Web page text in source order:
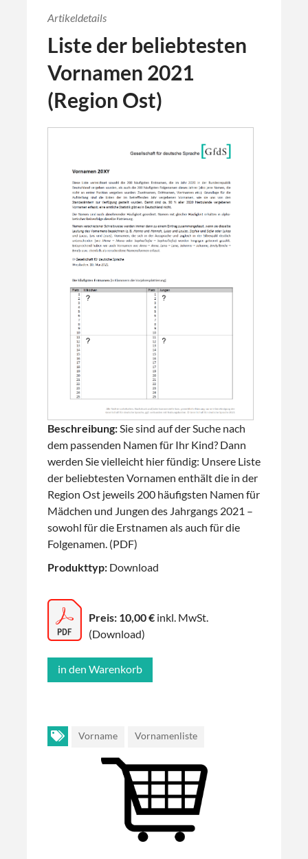
Artikeldetails
Liste der beliebtesten
Vornamen 2021
(Region Ost)
Beschreibung:Sie sind auf der Suche nach
dem passenden Namen für Ihr Kind? Dann
werden Sie vielleicht hier fündig: Unsere Liste
der beliebtesten Vornamen enthält die in der
Region Ost jeweils 200 häufigsten Namen für
Mädchen und Jungen des Jahrgangs 2021 –
sowohl für die Erstnamen als auch für die
Folgenamen. (PDF)
Produkttyp: Download
Preis: 10,00 € inkl. MwSt.
(Download)
Vorname Vornamenliste